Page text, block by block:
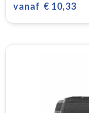
vanaf € 10,33